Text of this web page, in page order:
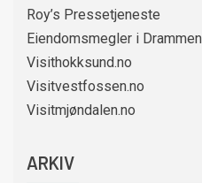
Roy’s Pressetjeneste
Eiendomsmegler i Drammen
Visithokksund.no
Visitvestfossen.no
Visitmjøndalen.no
ARKIV